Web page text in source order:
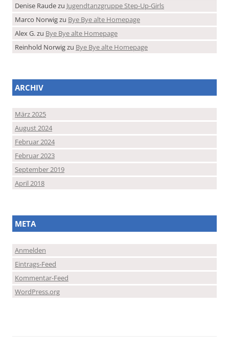
Denise Raudezu Jugendtanzgruppe Step-Up-Girls
Marco Norwigzu Bye Bye alte Homepage
Alex G.zu Bye Bye alte Homepage
Reinhold Norwigzu Bye Bye alte Homepage
ARCHIV
März 2025
August 2024
Februar 2024
Februar 2023
September 2019
April 2018
META
Anmelden
Eintrags-Feed
Kommentar-Feed
WordPress.org